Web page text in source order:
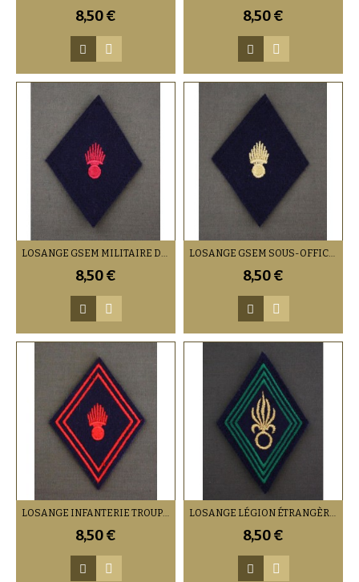
8,50 € 8,50 €
LOSANGE GSEM MILITAIRE DU RANG (VENDU PAR DEUX)
8,50 €
LOSANGE GSEM SOUS-OFFICIERS / OFFICIERS (VENDU PAR DEUX)
8,50 €
LOSANGE INFANTERIE TROUPES (VENDU PAR DEUX)
8,50 €
LOSANGE LÉGION ÉTRANGÈRE INFANTERIE SOUS-OFFICIERS / OFFICIERS (VENDU PAR DEUX)
8,50 €